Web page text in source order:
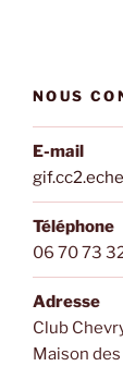
NOUS
E-mail
Téléphone
06 70 73
Adresse
Club
Maison